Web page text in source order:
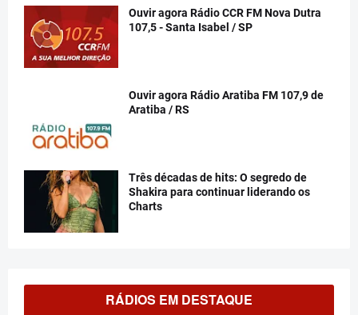
Ouvir agora Rádio CCR FM Nova Dutra
107,5 - Santa Isabel / SP
Ouvir agora Rádio Aratiba FM 107,9 de
Aratiba / RS
Três décadas de hits: O segredo de
Shakira para continuar liderando os
Charts
RÁDIOS EM DESTAQUE